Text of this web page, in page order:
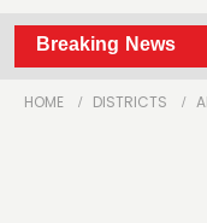
Breaking News
ప్రదేశ్‌లో
HOME DISTRICTS